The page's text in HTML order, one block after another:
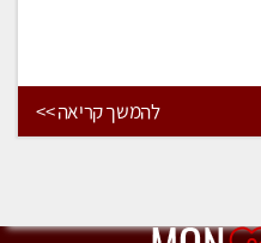
להמשך קריאה >>